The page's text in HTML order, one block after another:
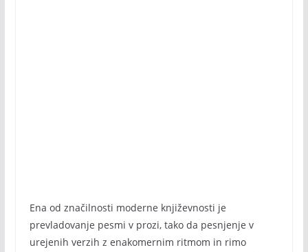
Ena od značilnosti moderne književnosti je
prevladovanje pesmi v prozi, tako da pesnjenje v
urejenih verzih z enakomernim ritmom in rimo